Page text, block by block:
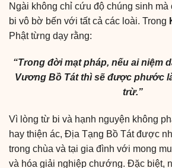
Ngài không chỉ cứu độ chúng sinh
bi vô bờ bến với tất cả các loài. Trong
Phật từng dạy rằng:
“Trong đời mạt pháp, nếu ai niệm
Vương Bồ Tát thì sẽ được phước
trừ.”
Vì lòng từ bi và hạnh nguyện không
hay thiện ác, Địa Tạng Bồ Tát được
trong chùa và tại gia đình với mong
và hóa giải nghiệp chướng. Đặc biệt,